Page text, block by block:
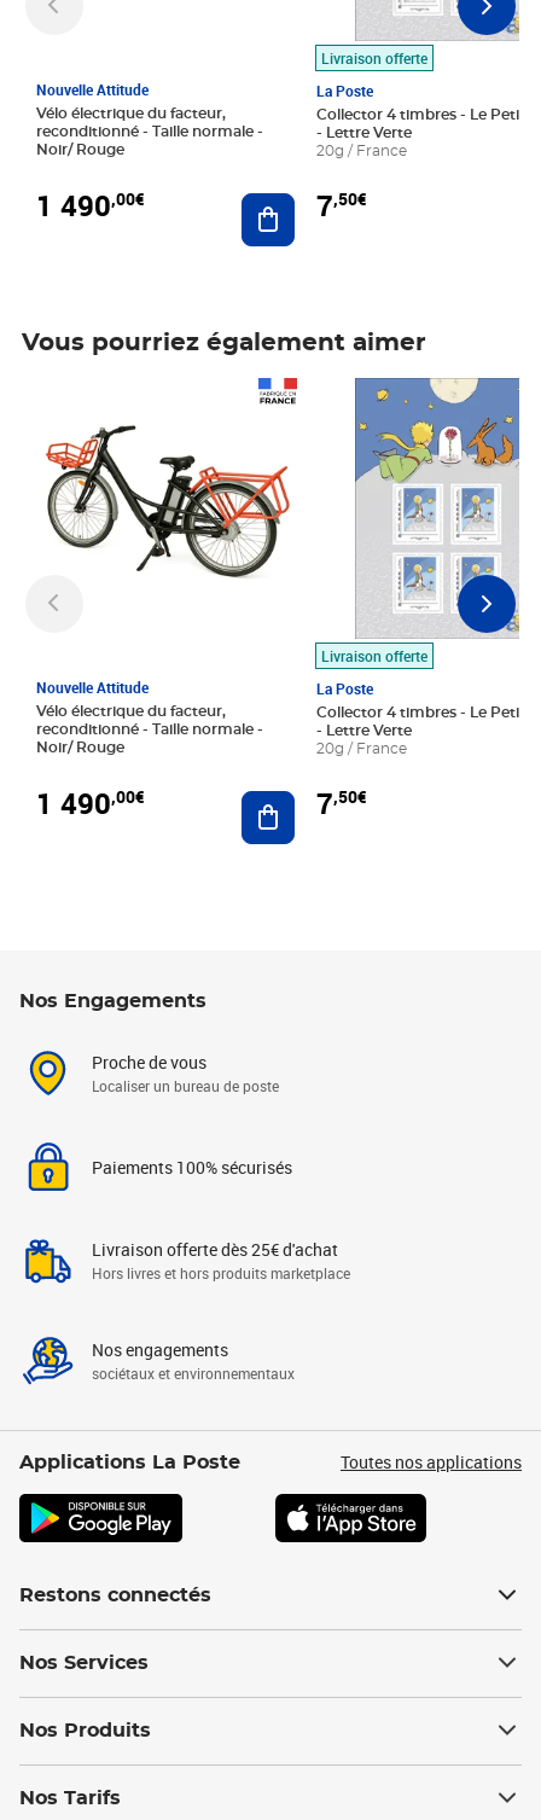
Nouvelle Attitude
Vélo électrique du facteur,
reconditionné - Taille normale -
Noir/ Rouge
1 490,00€ Ajouter au panier
Livraison offerte
La Poste
Collector 4 timbres - Le Petit
- Lettre Verte
20g / France
7,50€
Vous pourriez également aimer
Nouvelle Attitude
Vélo électrique du facteur,
reconditionné - Taille normale -
Noir/ Rouge
1 490,00€ Ajouter au panier
Livraison offerte
La Poste
Collector 4 timbres - Le Petit
- Lettre Verte
20g / France
7,50€
Prix 7,50€
Nos Engagements
Proche de vous
Localiser un bureau de poste
Paiements 100% sécurisés
Livraison offerte dès 25€ d'achat
Hors livres et hors produits marketplace
Nos engagements
sociétaux et environnementaux
Applications La Poste Toutes nos applications
Restons connectés
Nos Services
Nos Produits
Nos Tarifs